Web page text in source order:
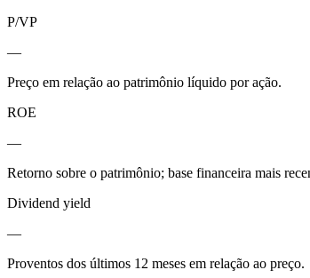
P/VP
—
Preço em relação ao patrimônio líquido por ação.
ROE
—
Retorno sobre o patrimônio; base financeira mais
Dividend yield
—
Proventos dos últimos 12 meses em relação ao preço.